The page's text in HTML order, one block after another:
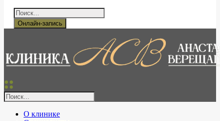
Онлайн-запись
О клинике